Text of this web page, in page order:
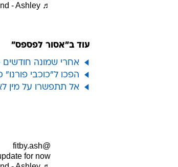
♬ original sound - Ashley
עוד ב"אסור לפספס"
אחרי שמונה
הפכו ל"כוכבי
אל תתפשרו על מין
@fitby.ash
for now ?